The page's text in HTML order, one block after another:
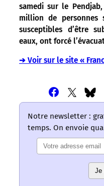
samedi sur le
million de personnes
susceptibles d’être
eaux, ont forcé
➔ Voir sur le site «
Partager
cet
article
–
Les
Partager
cet
article
via
Twitter
–
cet
via
–
Les
mots
Notre newsletter :
temps. On envoie
Je